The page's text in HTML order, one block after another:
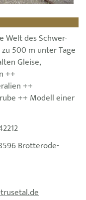
Welt des Schwer-
500 m unter Tage
Gleise,
++
++
++ Modell einer
Brotterode-